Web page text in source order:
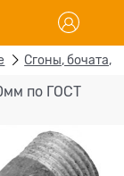
Сгоны, бочата,
по ГОСТ